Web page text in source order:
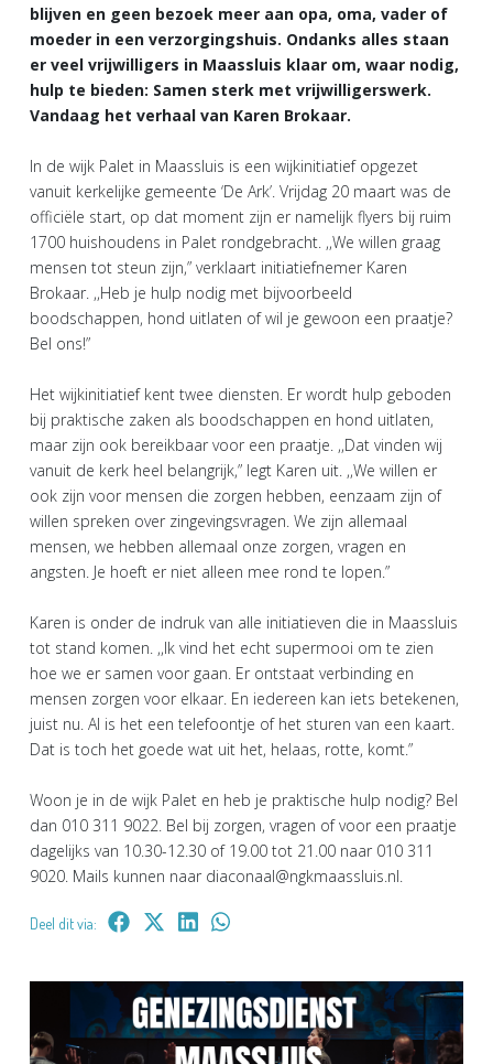
blijven en geen bezoek meer aan opa, oma, vader of
moeder in een verzorgingshuis. Ondanks alles staan
er veel vrijwilligers in Maassluis klaar om, waar nodig,
hulp te bieden: Samen sterk met vrijwilligerswerk.
Vandaag het verhaal van Karen Brokaar.
In de wijk Palet in Maassluis is een wijkinitiatief opgezet
vanuit kerkelijke gemeente ‘De Ark’. Vrijdag 20 maart was de
officiële start, op dat moment zijn er namelijk flyers bij ruim
1700 huishoudens in Palet rondgebracht. ,,We willen graag
mensen tot steun zijn,” verklaart initiatiefnemer Karen
Brokaar. ,,Heb je hulp nodig met bijvoorbeeld
boodschappen, hond uitlaten of wil je gewoon een praatje?
Bel ons!”
Het wijkinitiatief kent twee diensten. Er wordt hulp geboden
bij praktische zaken als boodschappen en hond uitlaten,
maar zijn ook bereikbaar voor een praatje. ,,Dat vinden wij
vanuit de kerk heel belangrijk,” legt Karen uit. ,,We willen er
ook zijn voor mensen die zorgen hebben, eenzaam zijn of
willen spreken over zingevingsvragen. We zijn allemaal
mensen, we hebben allemaal onze zorgen, vragen en
angsten. Je hoeft er niet alleen mee rond te lopen.”
Karen is onder de indruk van alle initiatieven die in Maassluis
tot stand komen. ,,Ik vind het echt supermooi om te zien
hoe we er samen voor gaan. Er ontstaat verbinding en
mensen zorgen voor elkaar. En iedereen kan iets betekenen,
juist nu. Al is het een telefoontje of het sturen van een kaart.
Dat is toch het goede wat uit het, helaas, rotte, komt.”
Woon je in de wijk Palet en heb je praktische hulp nodig? Bel
dan 010 311 9022. Bel bij zorgen, vragen of voor een praatje
dagelijks van 10.30-12.30 of 19.00 tot 21.00 naar 010 311
9020. Mails kunnen naar diaconaal@ngkmaassluis.nl.
Deel dit via: